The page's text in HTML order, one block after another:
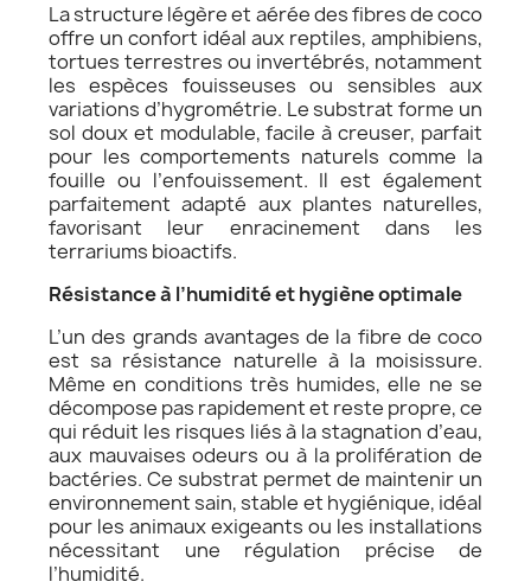
La structure légère et aérée des fibres de coco
offre un confort idéal aux reptiles, amphibiens,
tortues terrestres ou invertébrés, notamment
les espèces fouisseuses ou sensibles aux
variations d’hygrométrie. Le substrat forme un
sol doux et modulable, facile à creuser, parfait
pour les comportements naturels comme la
fouille ou l’enfouissement. Il est également
parfaitement adapté aux plantes naturelles,
favorisant leur enracinement dans les
terrariums bioactifs.
Résistance à l’humidité et hygiène optimale
L’un des grands avantages de la fibre de coco
est sa résistance naturelle à la moisissure.
Même en conditions très humides, elle ne se
décompose pas rapidement et reste propre, ce
qui réduit les risques liés à la stagnation d’eau,
aux mauvaises odeurs ou à la prolifération de
bactéries. Ce substrat permet de maintenir un
environnement sain, stable et hygiénique, idéal
pour les animaux exigeants ou les installations
nécessitant une régulation précise de
l’humidité.